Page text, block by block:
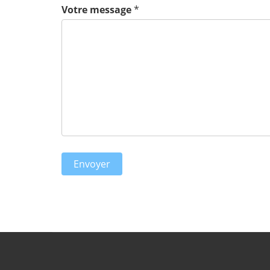
Votre message*